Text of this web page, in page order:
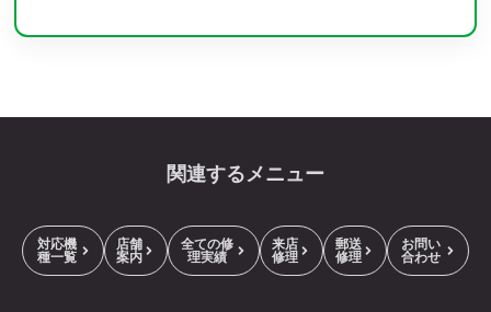
関連するメニュー
対応機
種一覧
店舗
案内
全ての修
理実績
来店
修理
郵送
修理
お問い
合わせ